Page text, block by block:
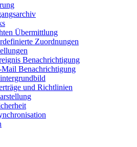
Übermittlung
Zuordnungen
Benachrichtigung
Benachrichtigung
und Richtlinien